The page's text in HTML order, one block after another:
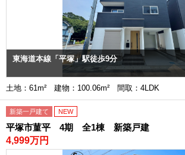
東海道本線「平塚」駅徒歩9分
土地：61m² 建物：100.06m² 間取：4LDK
新築一戸建て NEW
平塚市菫平 4期 全1棟 新築戸建
4,999万円